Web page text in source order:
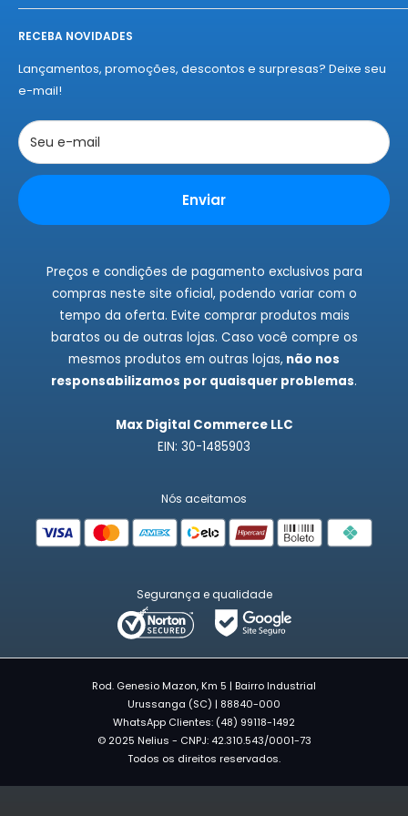
Nelius e se apaixone por nossos produtos!
Início
Sobre a Nelius
Termos de Entregas
Políticas de Privacidade
Trocas e Devoluções
Rastrear Pedidos
RECEBA NOVIDADES
Lançamentos, promoções, descontos e surpresas? Deixe seu
e-mail!
Seu e-mail
Enviar
Preços e condições de pagamento exclusivos para
compras neste site oficial, podendo variar com o
tempo da oferta. Evite comprar produtos mais
baratos ou de outras lojas. Caso você compre os
mesmos produtos em outras lojas, não nos
responsabilizamos por quaisquer problemas.
Max Digital Commerce LLC
EIN: 30-1485903
Nós aceitamos
Segurança e qualidade
Rod. Genesio Mazon, Km 5 | Bairro Industrial
Urussanga (SC) | 88840-000
WhatsApp Clientes: (48) 99118-1492
© 2025 Nelius - CNPJ: 42.310.543/0001-73
Todos os direitos reservados.